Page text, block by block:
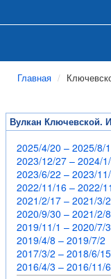
Главная
Вулкан Ключевской.
2025/4/20 – 2025/8/
2023/12/27 – 2024/
2023/6/22 – 2023/
2022/11/16 – 2022/
2021/2/17 – 2021/3/
2020/9/30 – 2021/2/8
2019/11/1 – 2020/7/3
2019/4/8 – 2019/7/2
2017/3/2 – 2018/6/15
2016/4/3 – 2016/11/6